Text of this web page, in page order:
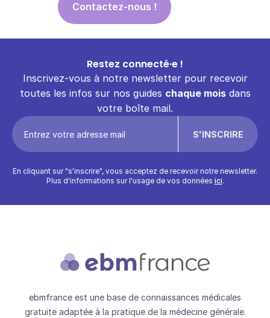
Contactez-nous !
Restez connecté·e !
Inscrivez-vous à notre newsletter pour recevoir
toutes les infos sur nos guides chaque moisdans
votre boîte mail.
En cliquant sur "s'inscrire", vous acceptez de recevoir notre newsletter.
Plus d'informations sur l'usage de vos données ici.
ebmfrance est une base de connaissances médicales
gratuite adaptée à la pratique de la médecine générale.